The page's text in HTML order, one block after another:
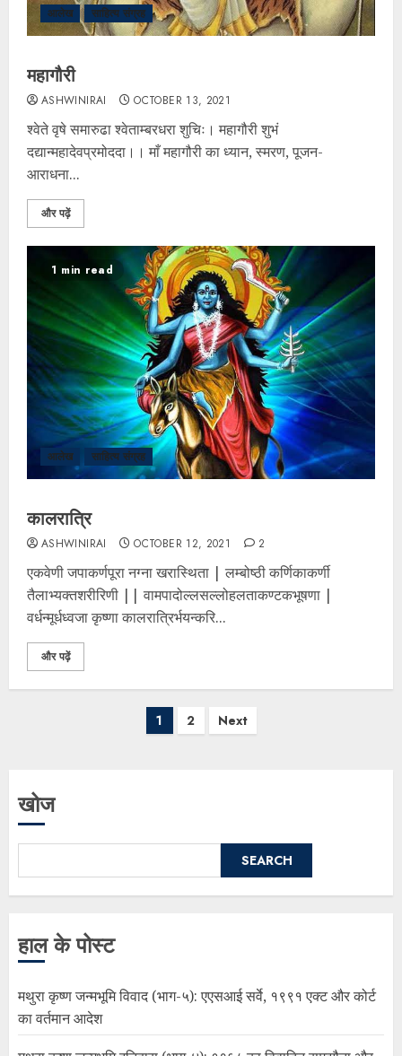
आलेख साहित्य संग्रह
महागौरी
ASHWINIRAI OCTOBER 13, 2021
श्वेते वृषे समारुढा श्वेताम्बरधरा शुचिः। महागौरी शुभं
दद्यान्महादेवप्रमोददा।। माँ महागौरी का ध्यान, स्मरण, पूजन-
आराधना...
और पढ़ें
1 min read
आलेख साहित्य संग्रह
कालरात्रि
ASHWINIRAI OCTOBER 12, 2021 2
एकवेणी जपाकर्णपूरा नग्ना खरास्थिता | लम्बोष्ठी कर्णिकाकर्णी
तैलाभ्यक्तशरीरिणी || वामपादोल्लसल्लोहलताकण्टकभूषणा |
वर्धन्मूर्धध्वजा कृष्णा कालरात्रिर्भयन्करि...
और पढ़ें
1 2 Next
खोज
SEARCH
हाल के पोस्ट
मथुरा कृष्ण जन्मभूमि विवाद (भाग-५): एएसआई सर्वे, १९९१ एक्ट और कोर्ट
का वर्तमान आदेश